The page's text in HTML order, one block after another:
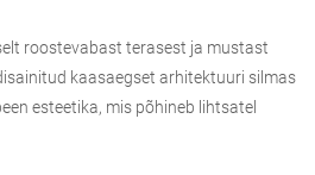
roostevabast terasest ja mustast
kaasaegset arhitektuuri silmas
esteetika, mis põhineb lihtsatel